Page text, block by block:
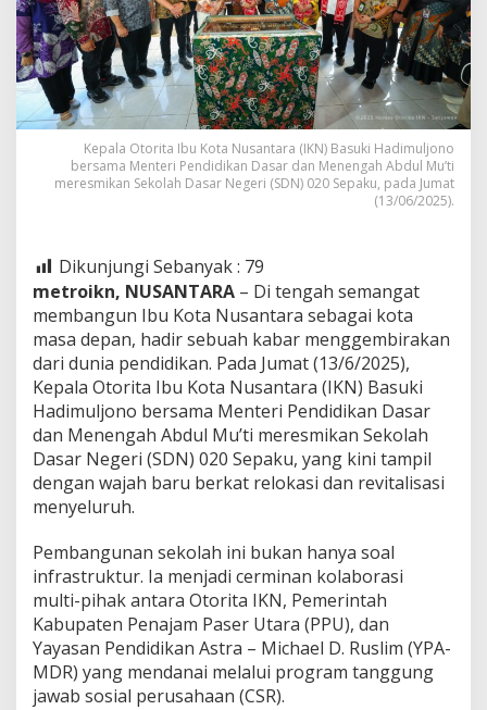
Kepala Otorita Ibu Kota Nusantara (IKN) Basuki Hadimuljono
bersama Menteri Pendidikan Dasar dan Menengah Abdul Mu’ti
meresmikan Sekolah Dasar Negeri (SDN) 020 Sepaku, pada Jumat
(13/06/2025).
Dikunjungi Sebanyak : 79
metroikn, NUSANTARA – Di tengah semangat
membangun Ibu Kota Nusantara sebagai kota
masa depan, hadir sebuah kabar menggembirakan
dari dunia pendidikan. Pada Jumat (13/6/2025),
Kepala Otorita Ibu Kota Nusantara (IKN) Basuki
Hadimuljono bersama Menteri Pendidikan Dasar
dan Menengah Abdul Mu’ti meresmikan Sekolah
Dasar Negeri (SDN) 020 Sepaku, yang kini tampil
dengan wajah baru berkat relokasi dan revitalisasi
menyeluruh.
Pembangunan sekolah ini bukan hanya soal
infrastruktur. Ia menjadi cerminan kolaborasi
multi-pihak antara Otorita IKN, Pemerintah
Kabupaten Penajam Paser Utara (PPU), dan
Yayasan Pendidikan Astra – Michael D. Ruslim (YPA-
MDR) yang mendanai melalui program tanggung
jawab sosial perusahaan (CSR).